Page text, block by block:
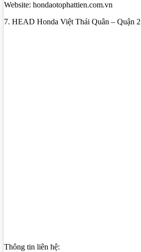
Website: hondaotophattien.com.vn
7. HEAD Honda Việt Thái Quân – Quận 2
Thông tin liên hệ: